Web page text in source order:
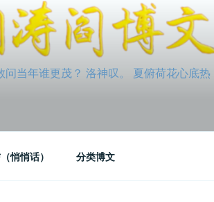
问当年谁更茂？ 洛神叹。 夏俯荷花心
悄悄话） 分类博文